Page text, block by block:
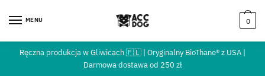
MENU 0
Ręczna produkcja w Gliwicach 🇵🇱 | Oryginalny BioThane® z USA |
Darmowa dostawa od 250 zł